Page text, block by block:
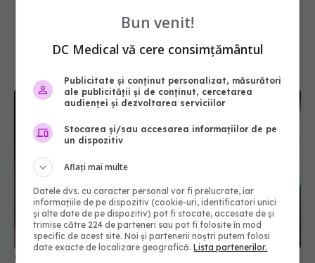
Obiceiurile zilnice care accelerează îmbătrânirea
tenului
08 apr 2026, 16:34
Bun venit!
DC Medical vă cere consimțământul
Publicitate și conținut personalizat, măsurători
ale publicității și de conținut, cercetarea
audienței și dezvoltarea serviciilor
Stocarea și/sau accesarea informațiilor de pe
un dispozitiv
Aflați mai multe
Datele dvs. cu caracter personal vor fi prelucrate, iar
informațiile de pe dispozitiv (cookie-uri, identificatori unici
și alte date de pe dispozitiv) pot fi stocate, accesate de și
trimise către 224 de parteneri sau pot fi folosite în mod
specific de acest site. Noi și partenerii noștri putem folosi
date exacte de localizare geografică.Lista partenerilor.